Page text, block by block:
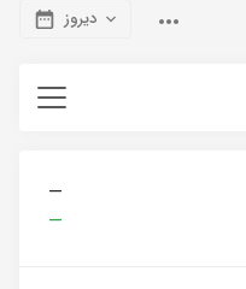
دیروز
—
—